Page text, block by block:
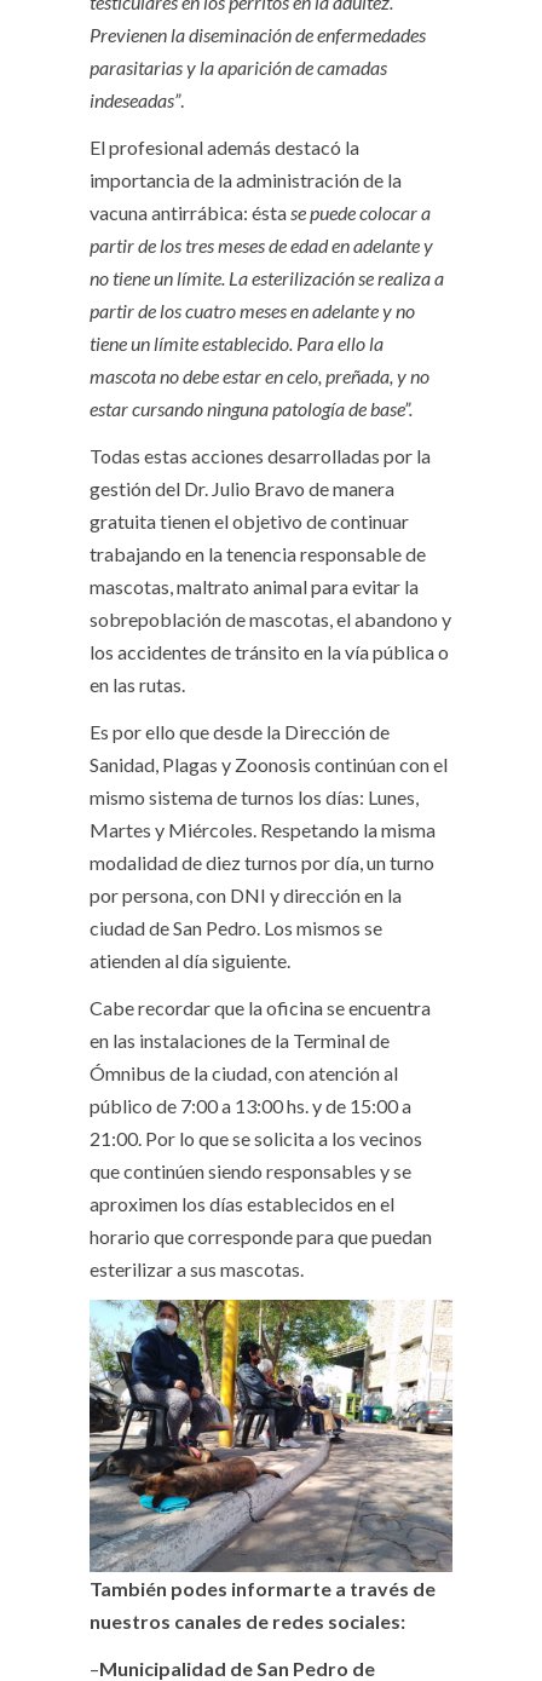
Previenen la diseminación de enfermedades
parasitarias y la aparición de camadas
indeseadas”.
El profesional además destacó la
importancia de la administración de la
vacuna antirrábica: éstase puede colocar a
partir de los tres meses de edad en adelante y
no tiene un límite. La esterilización se realiza a
partir de los cuatro meses en adelante y no
tiene un límite establecido. Para ello la
mascota no debe estar en celo, preñada, y no
estar cursando ninguna patología de base”.
Todas estas acciones desarrolladas por la
gestión del Dr. Julio Bravo de manera
gratuita tienen el objetivo de continuar
trabajando en la tenencia responsable de
mascotas, maltrato animal para evitar la
sobrepoblación de mascotas, el abandono y
los accidentes de tránsito en la vía pública o
en las rutas.
Es por ello que desde la Dirección de
Sanidad, Plagas y Zoonosis continúan con el
mismo sistema de turnos los días: Lunes,
Martes y Miércoles. Respetando la misma
modalidad de diez turnos por día, un turno
por persona, con DNI y dirección en la
ciudad de San Pedro. Los mismos se
atienden al día siguiente.
Cabe recordar que la oficina se encuentra
en las instalaciones de la Terminal de
Ómnibus de la ciudad, con atención al
público de 7:00 a 13:00 hs. y de 15:00 a
21:00. Por lo que se solicita a los vecinos
que continúen siendo responsables y se
aproximen los días establecidos en el
horario que corresponde para que puedan
esterilizar a sus mascotas.
También podes informarte a través de
nuestros canales de redes sociales:
–Municipalidad de San Pedro de